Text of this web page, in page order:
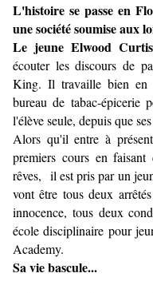
L'histoire se passe en
une société soumise aux
Le jeune Elwood
écouter les discours de
King. Il travaille bien en
bureau de tabac-épicerie
l'élève seule, depuis que
Alors qu'il entre à
premiers cours en
rêves, il est pris par un
vont être tous deux
innocence, tous deux
école disciplinaire pour
Academy.
Sa vie bascule...